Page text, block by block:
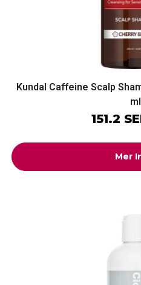
Kundal Caffeine Scalp
ml
151.2
Mer